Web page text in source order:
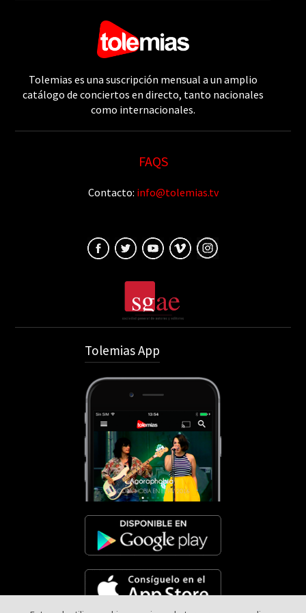
Tolemias es una suscripción mensual a un amplio
catálogo de conciertos en directo, tanto nacionales
como internacionales.
FAQS
Contacto: info@tolemias.tv
Tolemias App